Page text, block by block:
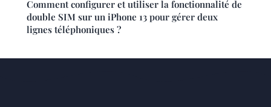
Comment configurer et utiliser la fonctionnalité de
double SIM sur un iPhone 13 pour gérer deux
lignes téléphoniques ?